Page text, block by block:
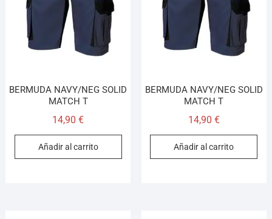
BERMUDA NAVY/NEG SOLID
MATCH T
14,90€
Añadir al carrito
BERMUDA NAVY/NEG SOLID
MATCH T
14,90 €
Añadir al carrito